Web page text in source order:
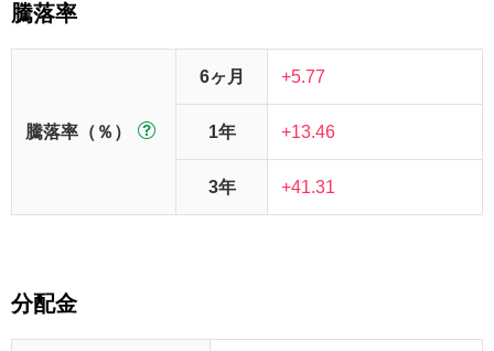
騰落率
騰落率（％）
6ヶ月 +5.77
1年 +13.46
3年 +41.31
分配金